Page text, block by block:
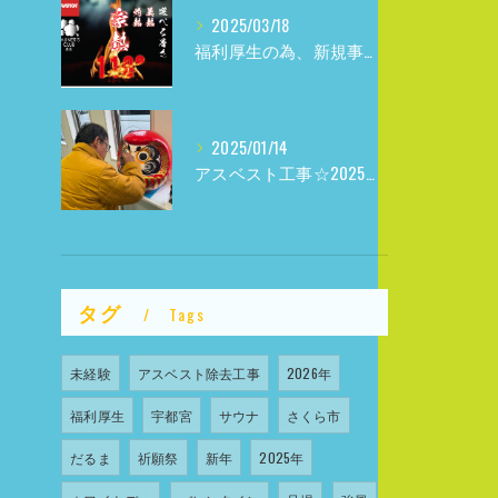
2025/03/18
福利厚生の為、新規事業参入しました
2025/01/14
アスベスト工事☆2025年☆
タグ Tags
未経験 アスベスト除去工事 2026年
福利厚生 宇都宮 サウナ さくら市
だるま 祈願祭 新年 2025年